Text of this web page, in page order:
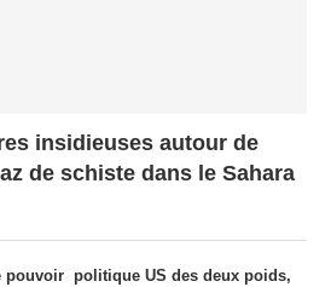
insidieuses autour de
de schiste dans le Sahara
pouvoir politique US des deux poids,